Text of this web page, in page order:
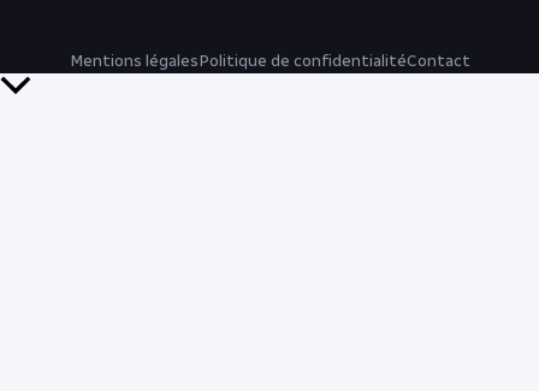
Mentions légalesPolitique de confidentialitéContact